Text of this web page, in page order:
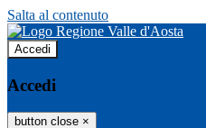
Salta al contenuto
Accedi
Accedi
button close ×